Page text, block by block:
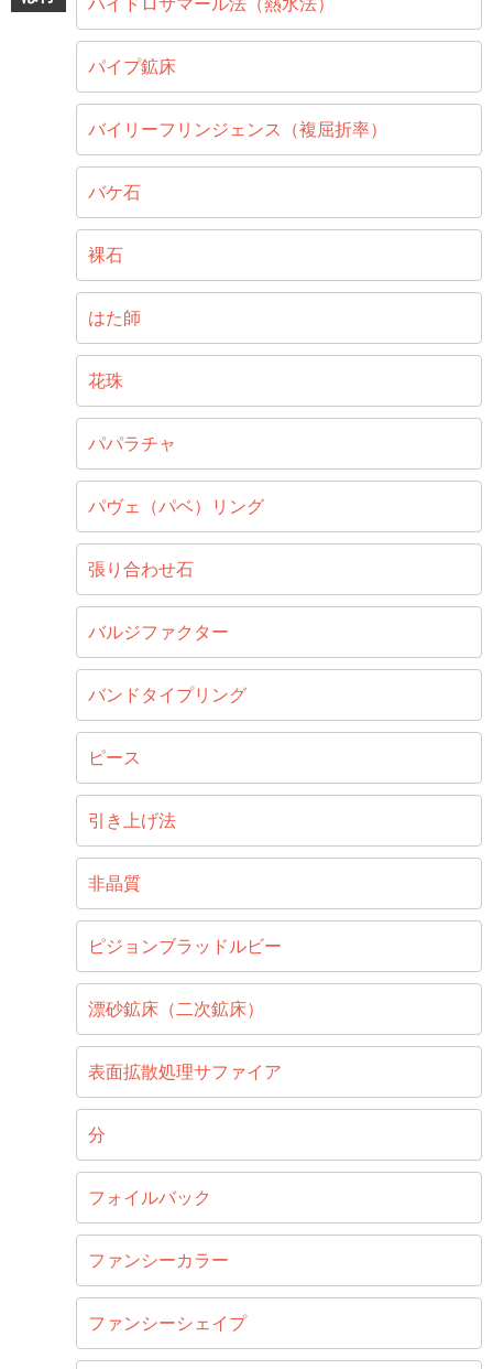
パイプ鉱床
バイリーフリンジェンス（複屈折率）
バケ石
裸石
はた師
花珠
パパラチャ
パヴェ（パベ）リング
張り合わせ石
バルジファクター
バンドタイプリング
ピース
引き上げ法
非晶質
ピジョンブラッドルビー
漂砂鉱床（二次鉱床）
表面拡散処理サファイア
分
フォイルバック
ファンシーカラー
ファンシーシェイプ